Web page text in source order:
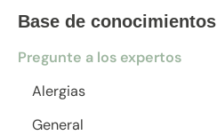
Base de conocimientos
Pregunte a los expertos
Alergias
General